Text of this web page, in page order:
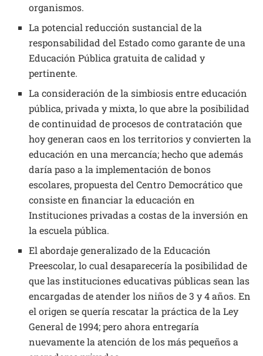
organismos.
La potencial reducción sustancial de la
responsabilidad del Estado como garante de una
Educación Pública gratuita de calidad y
pertinente.
La consideración de la simbiosis entre educación
pública, privada y mixta, lo que abre la posibilidad
de continuidad de procesos de contratación que
hoy generan caos en los territorios y convierten la
educación en una mercancía; hecho que además
daría paso a la implementación de bonos
escolares, propuesta del Centro Democrático que
consiste en financiar la educación en
Instituciones privadas a costas de la inversión en
la escuela pública.
El abordaje generalizado de la Educación
Preescolar, lo cual desaparecería la posibilidad de
que las instituciones educativas públicas sean las
encargadas de atender los niños de 3 y 4 años. En
el origen se quería rescatar la práctica de la Ley
General de 1994; pero ahora entregaría
nuevamente la atención de los más pequeños a